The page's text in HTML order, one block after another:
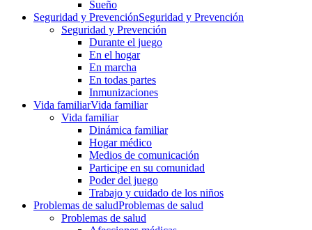
Sueño
Seguridad y PrevenciónSeguridad y Prevención
Seguridad y Prevención
Durante el juego
En el hogar
En marcha
En todas partes
Inmunizaciones
Vida familiarVida familiar
Vida familiar
Dinámica familiar
Hogar médico
Medios de comunicación
Participe en su comunidad
Poder del juego
Trabajo y cuidado de los niños
Problemas de saludProblemas de salud
Problemas de salud